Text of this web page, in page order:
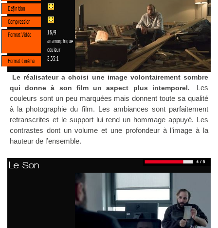
Définition
Compression
Format Vidéo
16/9
anamorphique
couleur
Format Cinéma
2.35:1
Le réalisateur a choisi une image volontairement sombre
qui donne à son film un aspect plus intemporel.
Les
couleurs sont un peu marquées mais donnent toute sa qualité
à la photographie du film. Les ambiances sont parfaitement
retranscrites et le support lui rend un hommage appuyé. Les
contrastes dont un volume et une profondeur à l’image à la
hauteur de l’ensemble.
Le Son